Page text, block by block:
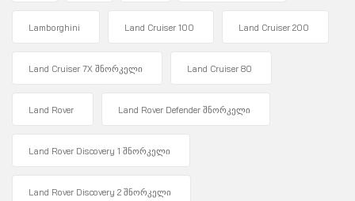
Lamborghini Land Cruiser 100 Land Cruiser 200
Land Cruiser 7X შნორკელი Land Cruiser 80
Land Rover Land Rover Defender შნორკელი
Land Rover Discovery 1 შნორკელი
Land Rover Discovery 2 შნორკელი